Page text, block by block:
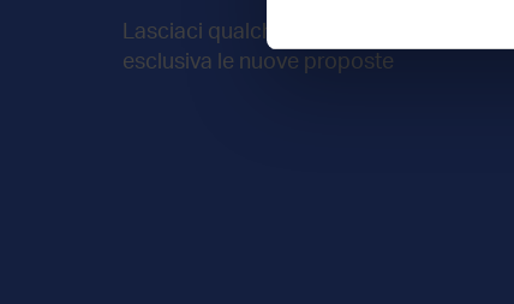
Lasciaci qualche informazione sulla tua
esclusiva le nuove proposte